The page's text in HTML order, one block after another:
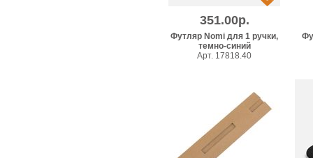
351.00р.
Футляр Nomi для 1 ручки,
темно-синий
Арт. 17818.40